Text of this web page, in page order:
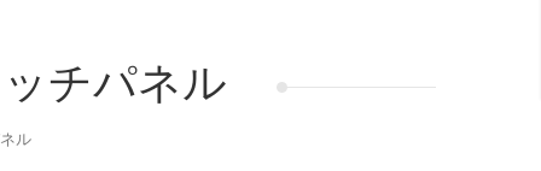
チパネル
ル